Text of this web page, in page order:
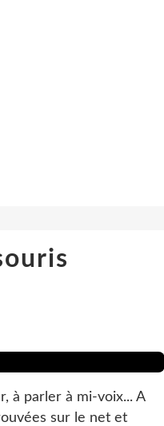
à parler à mi-voix... A
sur le net et